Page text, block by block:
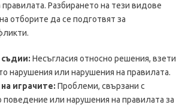
Разбирането на тези видове
отборите да се подготвят за
Несъгласия относно решения, взети
нарушения или нарушения на правилата.
играчите: Проблеми, свързани с
поведение или нарушения на правилата за